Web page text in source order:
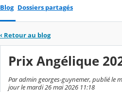
Blog Dossiers partagés
‹ Retour au blog
Prix Angélique
Par admin georges-guynemer, publié le
jour le mardi 26 mai 2026 11:18